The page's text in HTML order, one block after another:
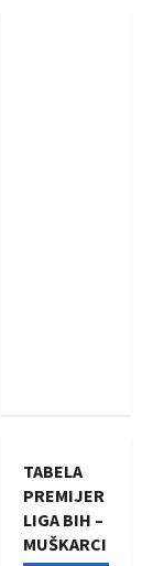
TABELA
PREMIJER
LIGA BIH –
MUŠKARCI